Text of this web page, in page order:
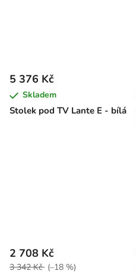
Stolek pod TV Lante E - bílá
5 376 Kč
Skladem
2 708 Kč
3 342 Kč (–18 %)